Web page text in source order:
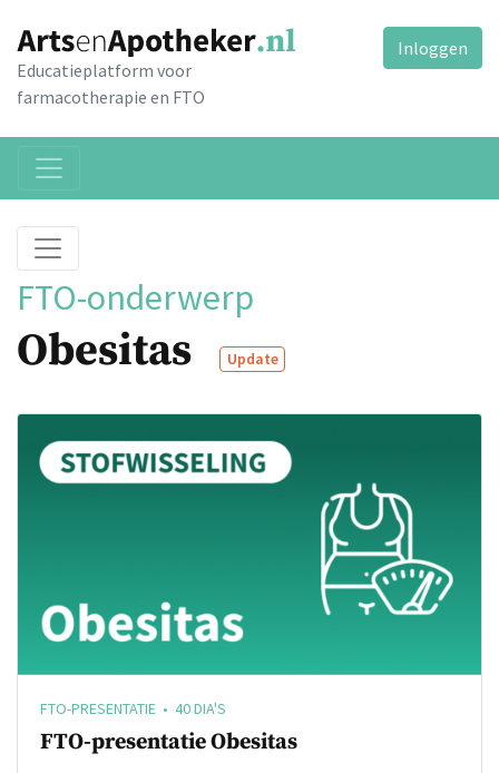
Educatieplatform voor
farmacotherapie en FTO
Inloggen
FTO-onderwerp
Obesitas Update
FTO-PRESENTATIE • 40 DIA'S
FTO-presentatie Obesitas